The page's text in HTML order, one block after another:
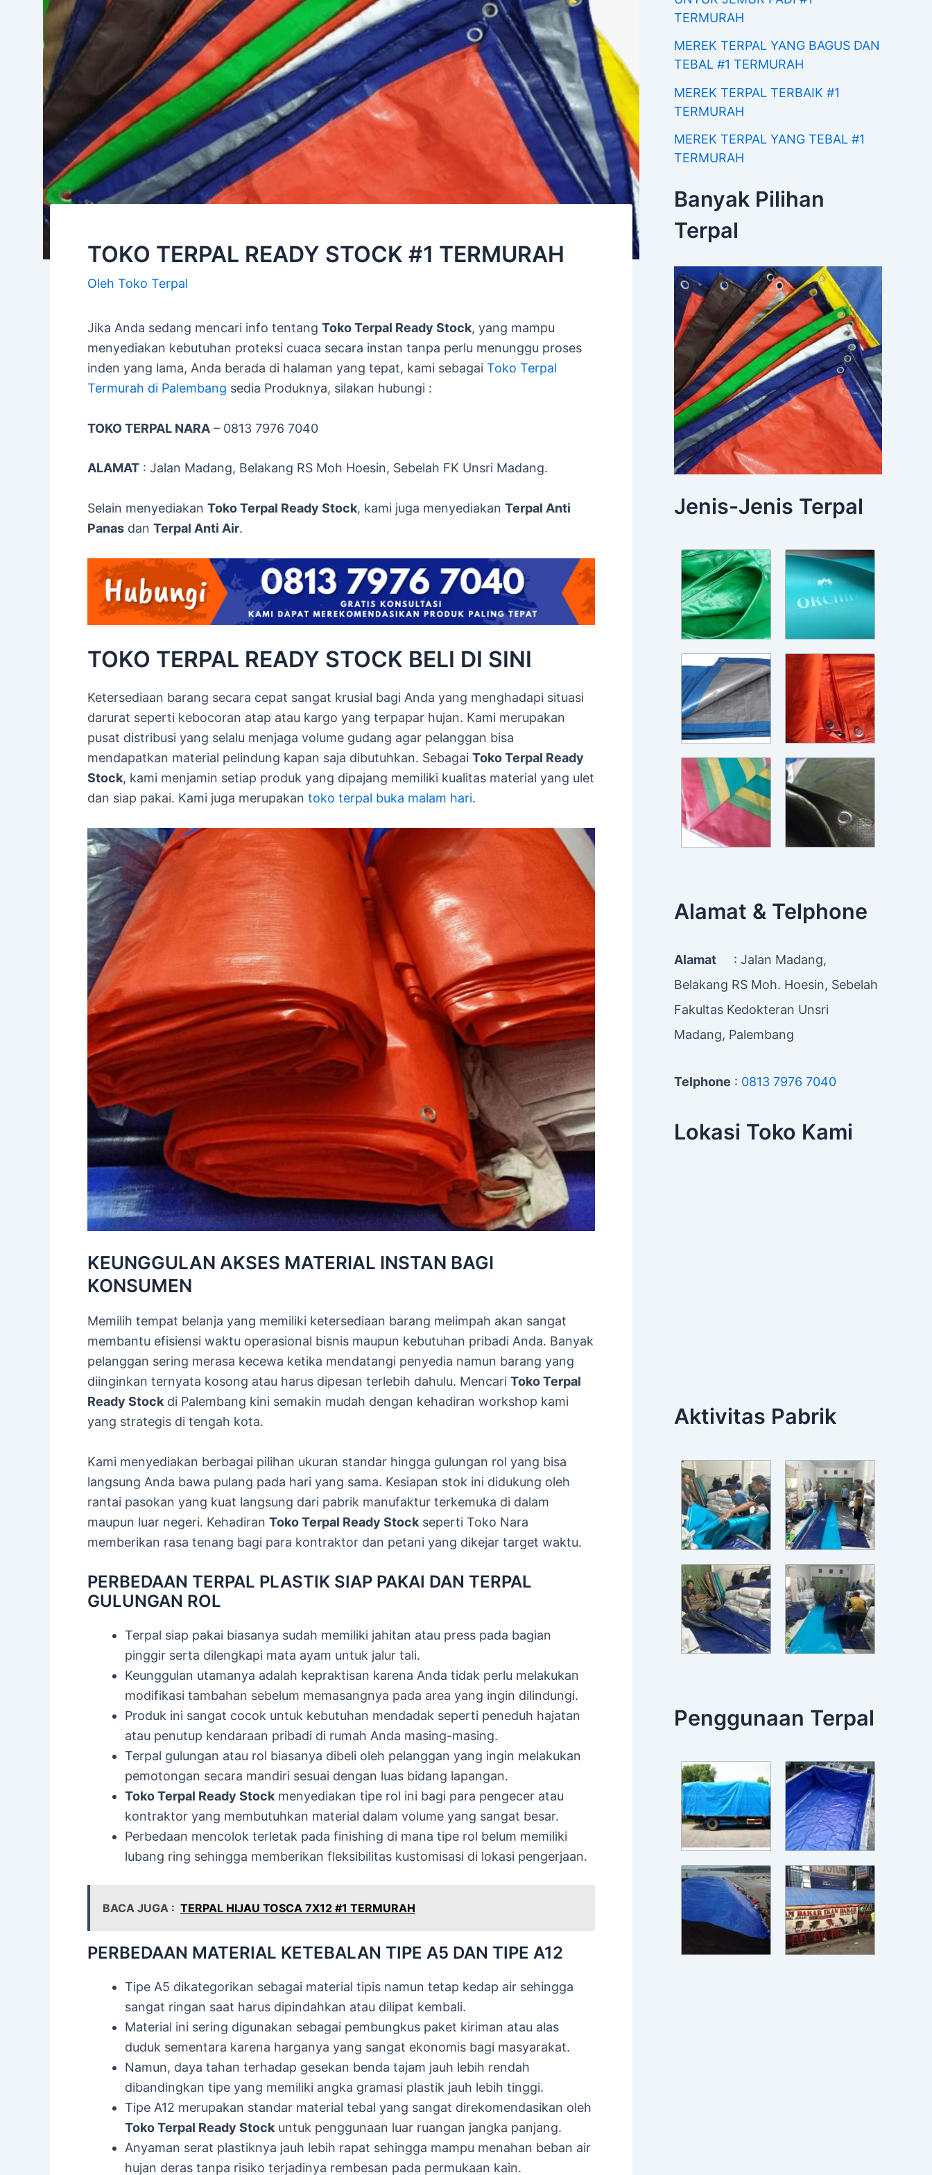
TOKO TERPAL READY STOCK #1 TERMURAH
Oleh Toko Terpal
Jika Anda sedang mencari info tentang Toko Terpal Ready Stock, yang mampu
menyediakan kebutuhan proteksi cuaca secara instan tanpa perlu menunggu proses
inden yang lama, Anda berada di halaman yang tepat, kami sebagai Toko Terpal
Termurah di Palembang sedia Produknya, silakan hubungi :
TOKO TERPAL NARA – 0813 7976 7040
ALAMAT : Jalan Madang, Belakang RS Moh Hoesin, Sebelah FK Unsri Madang.
Selain menyediakan Toko Terpal Ready Stock, kami juga menyediakan Terpal Anti
Panas dan Terpal Anti Air.
TOKO TERPAL READY STOCK BELI DI SINI
Ketersediaan barang secara cepat sangat krusial bagi Anda yang menghadapi situasi
darurat seperti kebocoran atap atau kargo yang terpapar hujan. Kami merupakan
pusat distribusi yang selalu menjaga volume gudang agar pelanggan bisa
mendapatkan material pelindung kapan saja dibutuhkan. Sebagai Toko Terpal Ready
Stock, kami menjamin setiap produk yang dipajang memiliki kualitas material yang ulet
dan siap pakai. Kami juga merupakan toko terpal buka malam hari.
KEUNGGULAN AKSES MATERIAL INSTAN BAGI
KONSUMEN
Memilih tempat belanja yang memiliki ketersediaan barang melimpah akan sangat
membantu efisiensi waktu operasional bisnis maupun kebutuhan pribadi Anda. Banyak
pelanggan sering merasa kecewa ketika mendatangi penyedia namun barang yang
diinginkan ternyata kosong atau harus dipesan terlebih dahulu. Mencari Toko Terpal
Ready Stock di Palembang kini semakin mudah dengan kehadiran workshop kami
yang strategis di tengah kota.
Kami menyediakan berbagai pilihan ukuran standar hingga gulungan rol yang bisa
langsung Anda bawa pulang pada hari yang sama. Kesiapan stok ini didukung oleh
rantai pasokan yang kuat langsung dari pabrik manufaktur terkemuka di dalam
maupun luar negeri. Kehadiran Toko Terpal Ready Stock seperti Toko Nara
memberikan rasa tenang bagi para kontraktor dan petani yang dikejar target waktu.
PERBEDAAN TERPAL PLASTIK SIAP PAKAI DAN TERPAL
GULUNGAN ROL
Terpal siap pakai biasanya sudah memiliki jahitan atau press pada bagian
pinggir serta dilengkapi mata ayam untuk jalur tali.
Keunggulan utamanya adalah kepraktisan karena Anda tidak perlu melakukan
modifikasi tambahan sebelum memasangnya pada area yang ingin dilindungi.
Produk ini sangat cocok untuk kebutuhan mendadak seperti peneduh hajatan
atau penutup kendaraan pribadi di rumah Anda masing-masing.
Terpal gulungan atau rol biasanya dibeli oleh pelanggan yang ingin melakukan
pemotongan secara mandiri sesuai dengan luas bidang lapangan.
Toko Terpal Ready Stock menyediakan tipe rol ini bagi para pengecer atau
kontraktor yang membutuhkan material dalam volume yang sangat besar.
Perbedaan mencolok terletak pada finishing di mana tipe rol belum memiliki
lubang ring sehingga memberikan fleksibilitas kustomisasi di lokasi pengerjaan.
BACA JUGA : TERPAL HIJAU TOSCA 7X12 #1 TERMURAH
PERBEDAAN MATERIAL KETEBALAN TIPE A5 DAN TIPE A12
Tipe A5 dikategorikan sebagai material tipis namun tetap kedap air sehingga
sangat ringan saat harus dipindahkan atau dilipat kembali.
Material ini sering digunakan sebagai pembungkus paket kiriman atau alas
duduk sementara karena harganya yang sangat ekonomis bagi masyarakat.
Namun, daya tahan terhadap gesekan benda tajam jauh lebih rendah
dibandingkan tipe yang memiliki angka gramasi plastik jauh lebih tinggi.
Tipe A12 merupakan standar material tebal yang sangat direkomendasikan oleh
Toko Terpal Ready Stock untuk penggunaan luar ruangan jangka panjang.
Anyaman serat plastiknya jauh lebih rapat sehingga mampu menahan beban air
hujan deras tanpa risiko terjadinya rembesan pada permukaan kain.
TERMURAH
MEREK TERPAL YANG BAGUS DAN
TEBAL #1 TERMURAH
MEREK TERPAL TERBAIK #1
TERMURAH
MEREK TERPAL YANG TEBAL #1
TERMURAH
Banyak Pilihan
Terpal
Jenis-Jenis Terpal
Alamat & Telphone
Alamat : Jalan Madang,
Belakang RS Moh. Hoesin, Sebelah
Fakultas Kedokteran Unsri
Madang, Palembang
Telphone : 0813 7976 7040
Lokasi Toko Kami
Aktivitas Pabrik
Penggunaan Terpal